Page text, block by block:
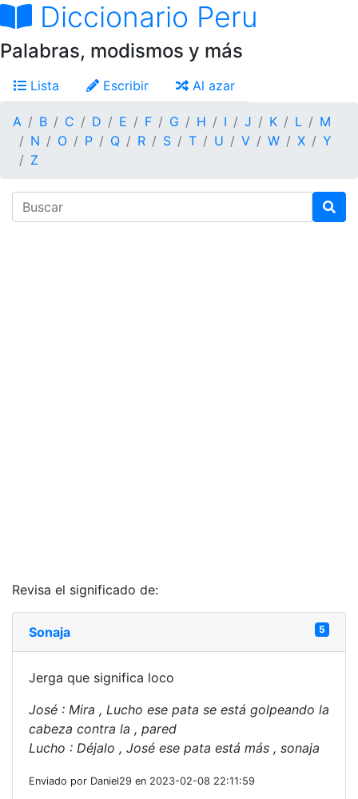
Diccionario Peru
Palabras, modismos y más
Lista Escribir Al azar
A B C D E F G H I J K L
M
N
O P Q R S T U V W X
Y
Z
Revisa el significado de:
Sonaja 5
Jerga que significa loco
José : Mira , Lucho ese pata se está golpeando la
cabeza contra la , pared
Lucho : Déjalo , José ese pata está más , sonaja
Enviado por Daniel29 en 2023-02-08 22:11:59